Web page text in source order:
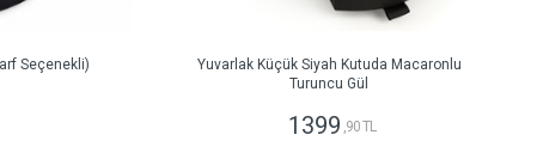
Seçenekli)
Yuvarlak Küçük Siyah Kutuda Macaronlu
Turuncu Gül
1399 ,90 TL